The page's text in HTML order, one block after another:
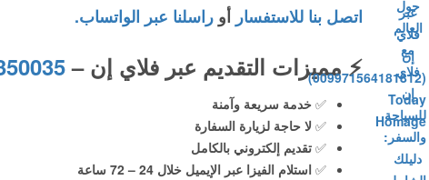
اتصل بنا للاستفسار أوراسلنا عبر الواتساب.
⚡مميزات التقديم عبر فلاي إن –
✅خدمة سريعة وآمنة
✅ لا حاجة لزيارة السفارة
✅تقديم إلكتروني بالكامل
✅استلام الفيزا عبر الإيميل خلال 24 – 72 ساعة